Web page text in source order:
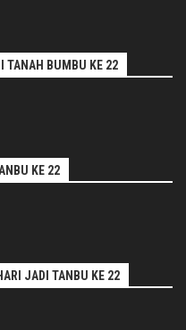
TANAH BUMBU KE 22
KE 22
JADI TANBU KE 22